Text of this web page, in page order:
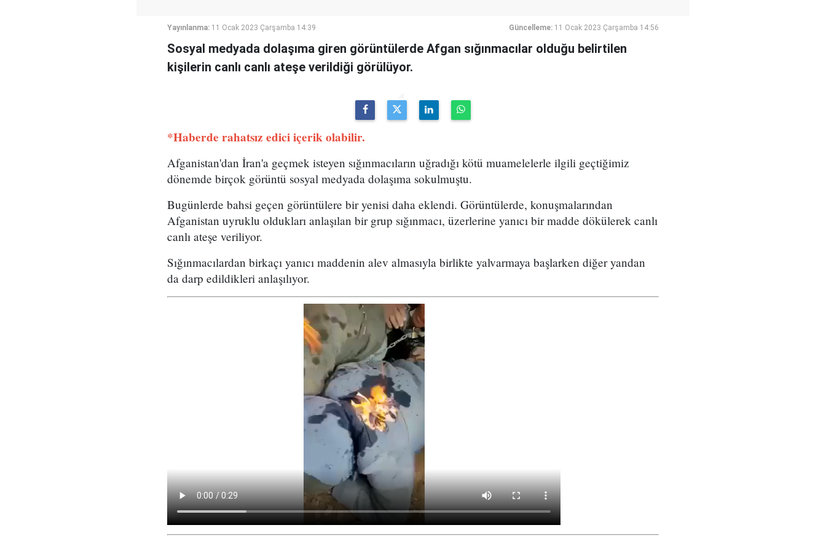
Yayınlanma: 11 Ocak 2023 Çarşamba 14:39 Güncelleme: 11 Ocak 2023 Çarşamba 14:56
Sosyal medyada dolaşıma giren görüntülerde Afgan sığınmacılar olduğu belirtilen
kişilerin canlı canlı ateşe verildiği görülüyor.
*Haberde rahatsız edici içerik olabilir.
Afganistan'dan İran'a geçmek isteyen sığınmacıların uğradığı kötü muamelelerle ilgili geçtiğimiz
dönemde birçok görüntü sosyal medyada dolaşıma sokulmuştu.
Bugünlerde bahsi geçen görüntülere bir yenisi daha eklendi. Görüntülerde, konuşmalarından
Afganistan uyruklu oldukları anlaşılan bir grup sığınmacı, üzerlerine yanıcı bir madde dökülerek canlı
canlı ateşe veriliyor.
Sığınmacılardan birkaçı yanıcı maddenin alev almasıyla birlikte yalvarmaya başlarken diğer yandan
da darp edildikleri anlaşılıyor.